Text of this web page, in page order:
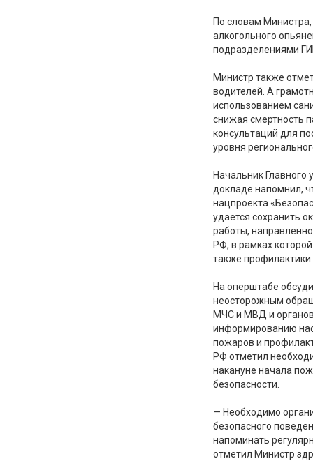
По словам
алкогольного
подразделениями
Министр также
водителей. А
использованием
снижая смертность
консультаций для
уровня
Начальник
докладе напомнил,
нацпроекта
удается сохранить
работы,
РФ, в рамках
также профилактики
На оперштабе
неосторожным
МЧС и МВД и органов
информированию
пожаров и
РФ отметил
накануне начала
безопасности.
— Необходимо
безопасного
напоминать
отметил Министр